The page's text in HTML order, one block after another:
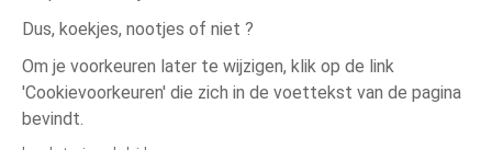
Dus, koekjes, nootjes of niet ?
Om je voorkeuren later te wijzigen, klik op de link
'Cookievoorkeuren' die zich in de voettekst van de pagina
bevindt.
Grijs Grijs
3
Wettelijke bepalingen
Persoonsgegevens